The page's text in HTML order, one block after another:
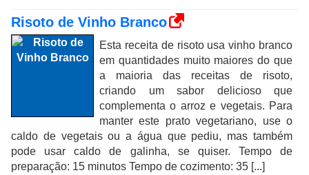
Risoto de Vinho Branco
Esta receita de risoto usa vinho branco
em quantidades muito maiores do que
a maioria das receitas de risoto,
criando um sabor delicioso que
complementa o arroz e vegetais. Para
manter este prato vegetariano, use o
caldo de vegetais ou a água que pediu, mas também
pode usar caldo de galinha, se quiser. Tempo de
preparação: 15 minutos Tempo de cozimento: 35 [...]